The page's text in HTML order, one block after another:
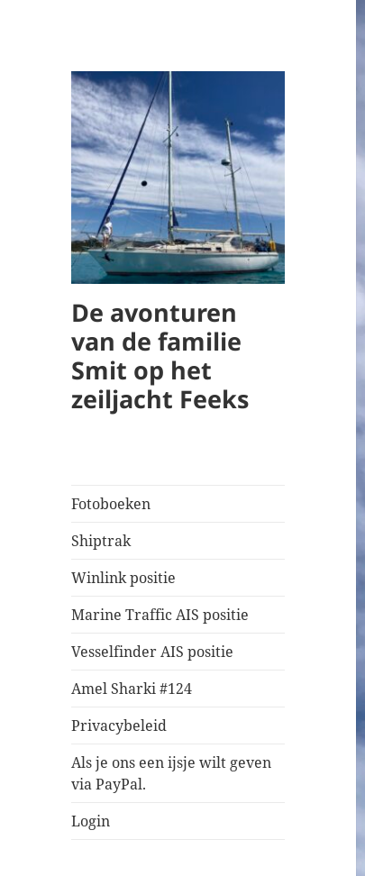
De avonturen
van de familie
Smit op het
zeiljacht Feeks
Fotoboeken
Shiptrak
Winlink positie
Marine Traffic AIS positie
Vesselfinder AIS positie
Amel Sharki #124
Privacybeleid
Als je ons een ijsje wilt geven
via PayPal.
Login